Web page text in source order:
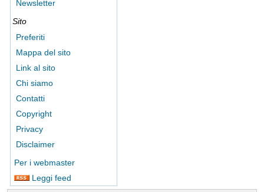
Newsletter
Sito
Preferiti
Mappa del sito
Link al sito
Chi siamo
Contatti
Copyright
Privacy
Disclaimer
Per i webmaster
Leggi feed